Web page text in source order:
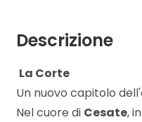
Descrizione
La Corte
Un nuovo capitolo
Nel cuore di Cesate,
-
Qualsiasi